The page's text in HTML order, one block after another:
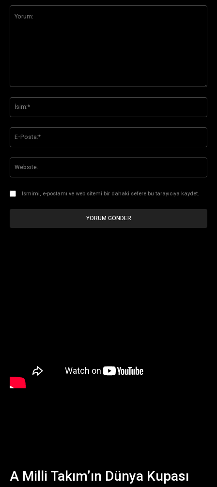
Ismimi, e-postamı ve web sitemi bir dahaki sefere bu tarayıcıya kaydet.